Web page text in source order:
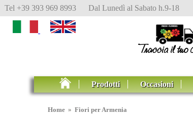
Tel +39 393 969 8993 Dal Lunedì al Sabato h.9-18
Prodotti Occasioni
Home »Fiori per Armenia